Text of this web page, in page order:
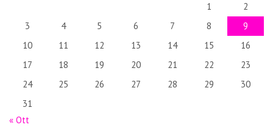
1
2
3
4 5 6 7 8
9
10
11 12 13 14 15
16
17
18 19 20 21 22
23
24
25 26 27 28 29
30
31
« Ott